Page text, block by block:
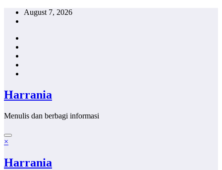
Skip
August 7, 2026
Harrania
Menulis dan berbagi informasi
×
Harrania